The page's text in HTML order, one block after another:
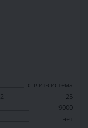
сплит-система
25
9000
нет